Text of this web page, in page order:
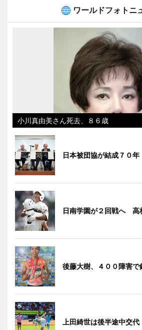
ワールドフォトニ
小川真由美さん死去、８６歳
日本被団協が結成７０年
日南学園が２回戦へ 高
後藤大樹、４００障害で
上田綺世は後半途中交